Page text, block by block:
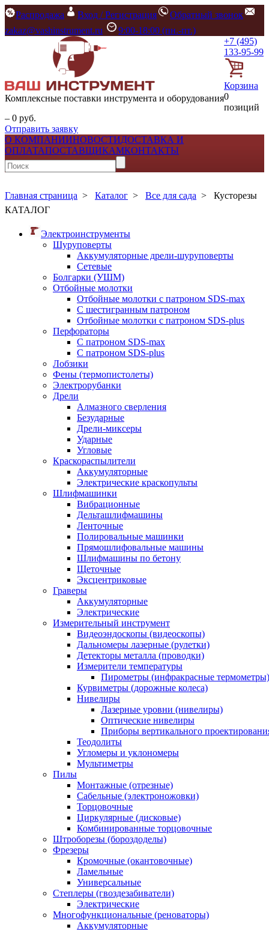
Распродажа Вход / Регистрация
Обратный звонок
zakaz@vashinstrument.ru
9:00-18:00 (пн.-пт.)
Комплексные поставки инструмента и оборудования
+7 (495)
133-95-99
Корзина
0
позиций
– 0 руб.
Отправить заявку
О КОМПАНИИНОВОСТИДОСТАВКА И
ОПЛАТАПОСТАВЩИКАМКОНТАКТЫ
Главная страница > Каталог > Все для сада > Кусторезы
КАТАЛОГ
Электроинструменты
Шуруповерты
Аккумуляторные дрели-шуруповерты
Сетевые
Болгарки (УШМ)
Отбойные молотки
Отбойные молотки с патроном SDS-max
С шестигранным патроном
Отбойные молотки с патроном SDS-plus
Перфораторы
С патроном SDS-max
С патроном SDS-plus
Лобзики
Фены (термопистолеты)
Электрорубанки
Дрели
Алмазного сверления
Безударные
Дрели-миксеры
Ударные
Угловые
Краскораспылители
Аккумуляторные
Электрические краскопульты
Шлифмашинки
Вибрационные
Дельташлифмашины
Ленточные
Полировальные машинки
Прямошлифовальные машины
Шлифмашины по бетону
Щеточные
Эксцентриковые
Граверы
Аккумуляторные
Электрические
Измерительный инструмент
Видеоэндоскопы (видеоскопы)
Дальномеры лазерные (рулетки)
Детекторы металла (проводки)
Измерители температуры
Пирометры (инфракрасные термометры)
Курвиметры (дорожные колеса)
Нивелиры
Лазерные уровни (нивелиры)
Оптические нивелиры
Приборы вертикального
Теодолиты
Угломеры и уклономеры
Мультиметры
Пилы
Монтажные (отрезные)
Сабельные (электроножовки)
Торцовочные
Циркулярные (дисковые)
Комбинированные торцовочные
Штроборезы (бороздоделы)
Фрезеры
Кромочные (окантовочные)
Ламельные
Универсальные
Степлеры (гвоздезабиватели)
Электрические
Многофункциональные (реноваторы)
Аккумуляторные